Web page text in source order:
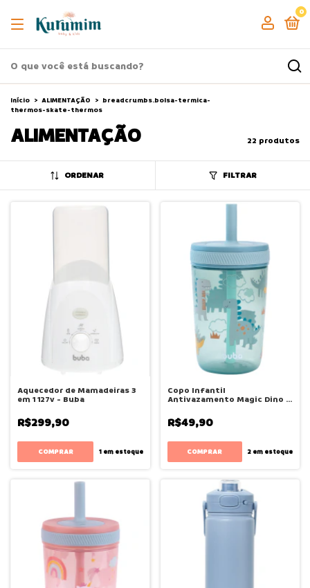
0
Início > ALIMENTAÇÃO > breadcrumbs.bolsa-termica-
thermos-skate-thermos
ALIMENTAÇÃO 22 produtos
ORDENAR FILTRAR
Aquecedor de Mamadeiras 3
em 1 127v - Buba
R$299,90
1em estoque
Copo Infantil
Antivazamento Magic Dino -
R$49,90
2 em estoque